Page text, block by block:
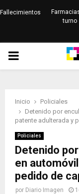
Fallecimientos
turno
PRIMARY
Inicio
Policiales
Detenido por
patente adulterada y
Policiales
Detenido
en
pedido de
por Diario Imagen